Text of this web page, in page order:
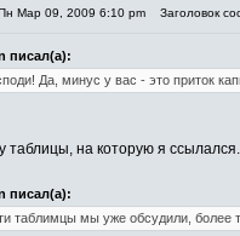
Мар 09, 2009 6:10 pm Заголовок
писал(а):
Да, минус у вас - это приток
таблицы, на которую я ссылался.
писал(а):
таблимцы мы уже обсудили, более